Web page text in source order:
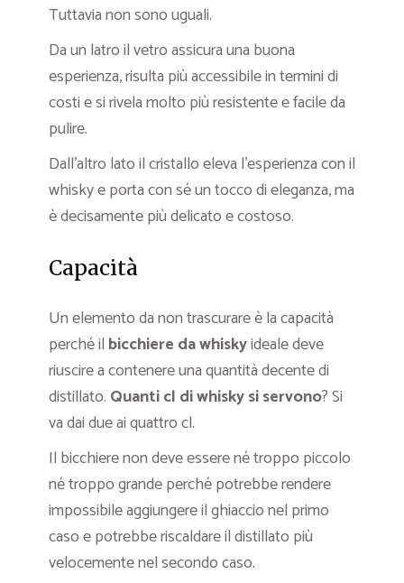
Tuttavia non sono uguali.
Da un latro il vetro assicura una buona
esperienza, risulta più accessibile in termini di
costi e si rivela molto più resistente e facile da
pulire.
Dall’altro lato il cristallo eleva l’esperienza con il
whisky e porta con sé un tocco di eleganza, ma
è decisamente più delicato e costoso.
Capacità
Un elemento da non trascurare è la capacità
perché il bicchiere da whiskyideale deve
riuscire a contenere una quantità decente di
distillato. Quanti cl di whisky si servono? Si
va dai due ai quattro cl.
Il bicchiere non deve essere né troppo piccolo
né troppo grande perché potrebbe rendere
impossibile aggiungere il ghiaccio nel primo
caso e potrebbe riscaldare il distillato più
velocemente nel secondo caso.